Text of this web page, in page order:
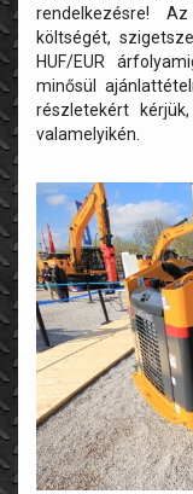
rendelkezésre!
költségét,
HUF/EUR
minősül
részletekért
valamelyikén.